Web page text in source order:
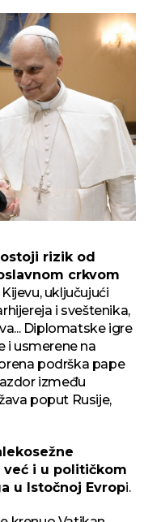
rizik od
crkvom
uključujući
i sveštenika,
Diplomatske igre
i usmerene na
podrška pape
između
poput Rusije,
i u političkom
u Istočnoj Evropi.